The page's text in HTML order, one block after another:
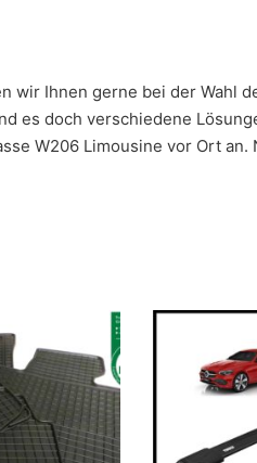
Ihnen gerne bei der Wahl
es doch verschiedene
W206 Limousine vor Ort